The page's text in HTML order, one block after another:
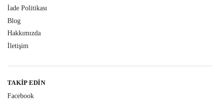
İade Politikası
Blog
Hakkımızda
İletişim
TAKIP EDIN
Facebook